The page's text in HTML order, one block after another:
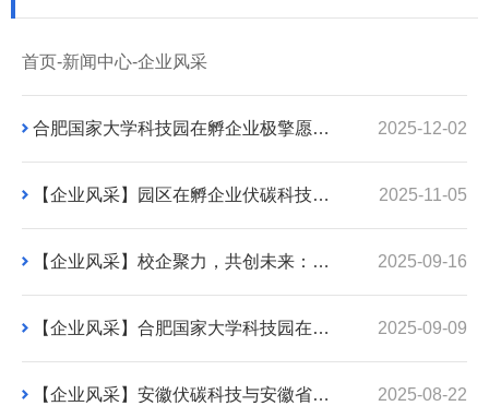
首页-新闻中心-企业风采
合肥国家大学科技园在孵企业极擎愿景科技 荣获中国创新创业大赛专业赛全国一等奖 2025-12-02
【企业风采】园区在孵企业伏碳科技成功中标白马湖实验室年产吨级CO₂电解制甲酸系统项目 2025-11-05
【企业风采】校企聚力，共创未来：合肥国家大学科技园在园企业千手医疗与安徽医科大学生物医学工程学院达成战略合作 2025-09-16
【企业风采】合肥国家大学科技园在园企业合肥千手医疗科技赴京参与人工智能医疗器械创新任务——“揭榜挂帅” 2025-09-09
【企业风采】安徽伏碳科技与安徽省农科院畜牧兽医研究所达成战略合作 2025-08-22